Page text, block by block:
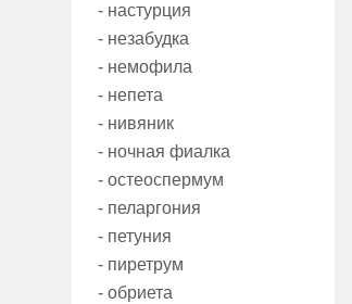
- настурция
- незабудка
- немофила
- непета
- нивяник
- ночная фиалка
- остеоспермум
- пеларгония
- петуния
- пиретрум
- обриета